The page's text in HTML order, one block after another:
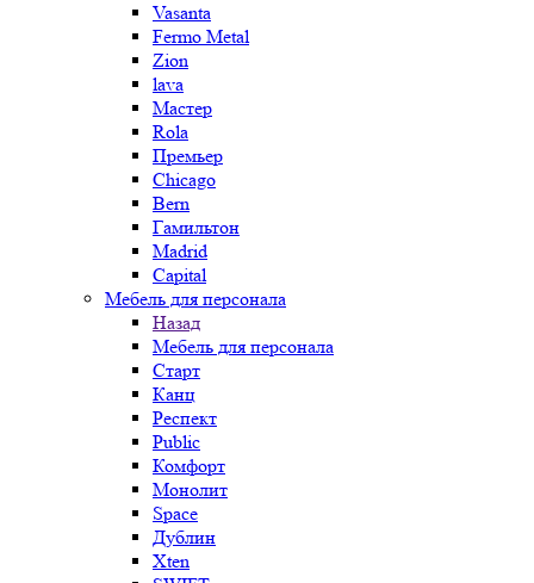
Vasanta
Fermo Metal
Zion
lava
Мастер
Rola
Премьер
Chicago
Bern
Гамильтон
Madrid
Capital
Мебель для персонала
Назад
Мебель для персонала
Старт
Канц
Респект
Public
Комфорт
Монолит
Space
Дублин
Xten